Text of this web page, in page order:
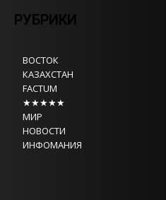
РУБРИКИ
ВОСТОК
КАЗАХСТАН
FACTUM
★★★★★
МИР
НОВОСТИ
ИНФОМАНИЯ